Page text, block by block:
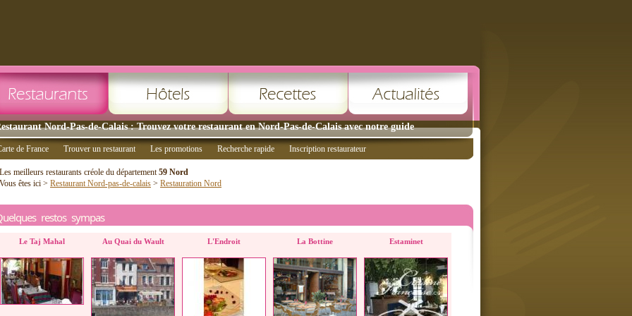
Nord-Pas-de-Calais : Trouvez votre restaurant en Nord-Pas-de-Calais avec notre guide
de France Trouver un restaurant Les promotions Recherche rapide Inscription restaurateur
Les meilleurs restaurants créole du département59 Nord
Vous êtes ici > Restaurant Nord-pas-de-calais > Restauration Nord
restos sympas
Le Taj Mahal Au Quai du Wault L'Endroit La Bottine Estaminet